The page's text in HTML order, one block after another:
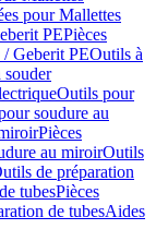
pour Mallettes
PEPièces
Geberit PEOutils à
souder
Outils pour
soudure au
Pièces
au miroirOutils
de préparation
tubesPièces
de tubesAides